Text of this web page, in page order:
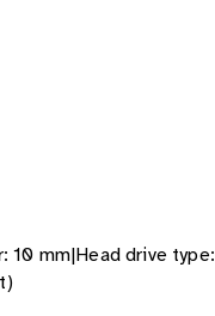
10 mm|Head drive type: